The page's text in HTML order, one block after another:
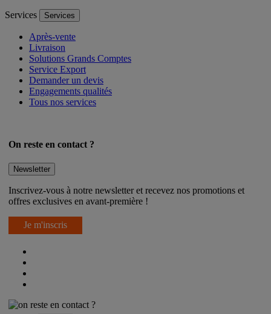
Services Services
Après-vente
Livraison
Solutions Grands Comptes
Service Export
Demander un devis
Engagements qualités
Tous nos services
On reste en contact ?
Newsletter
Inscrivez-vous à notre newsletter et recevez nos promotions et
offres exclusives en avant-première !
Je m'inscris